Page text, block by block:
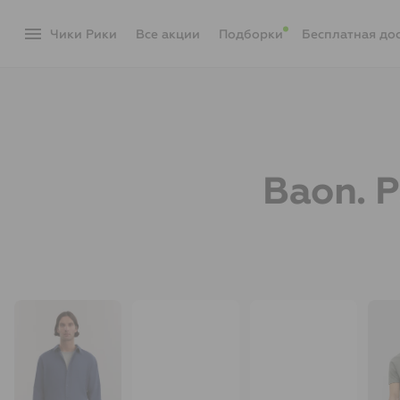
menu Чики Рики акции Подборки Бесплатная
Baon.